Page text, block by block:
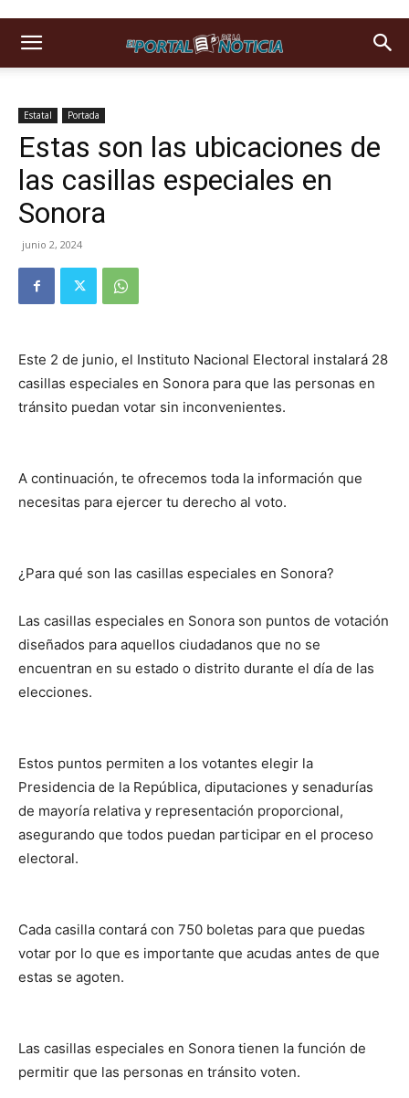
Estatal Portada
Estas son las ubicaciones de
las casillas especiales en
Sonora
junio 2, 2024
Este 2 de junio, el Instituto Nacional Electoral instalará 28
casillas especiales en Sonora para que las personas en
tránsito puedan votar sin inconvenientes.
A continuación, te ofrecemos toda la información que
necesitas para ejercer tu derecho al voto.
¿Para qué son las casillas especiales en Sonora?
Las casillas especiales en Sonora son puntos de votación
diseñados para aquellos ciudadanos que no se
encuentran en su estado o distrito durante el día de las
elecciones.
Estos puntos permiten a los votantes elegir la
Presidencia de la República, diputaciones y senadurías
de mayoría relativa y representación proporcional,
asegurando que todos puedan participar en el proceso
electoral.
Cada casilla contará con 750 boletas para que puedas
votar por lo que es importante que acudas antes de que
estas se agoten.
Las casillas especiales en Sonora tienen la función de
permitir que las personas en tránsito voten.